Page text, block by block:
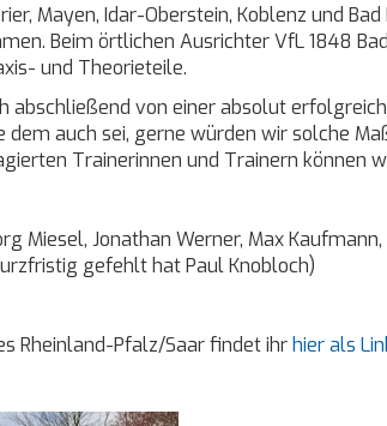
Mayen, Idar-Oberstein, Koblenz und
Beim örtlichen Ausrichter VfL 1848
und Theorieteile.
abschließend von einer absolut
auch sei, gerne würden wir solche
Trainerinnen und Trainern können
Miesel, Jonathan Werner, Max
gefehlt hat Paul Knobloch)
Rheinland-Pfalz/Saar findet ihr hier als